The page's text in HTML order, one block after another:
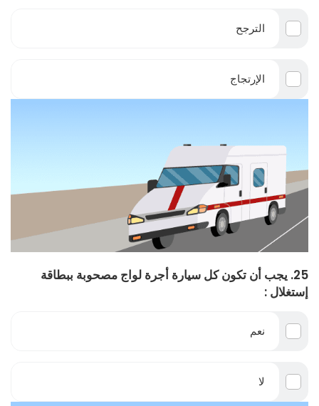
الترجح
الإرتجاج
25. يجب أن تكون كل سيارة أجرة لواج مصحوبة ببطاقة
إستغلال :
نعم
لا